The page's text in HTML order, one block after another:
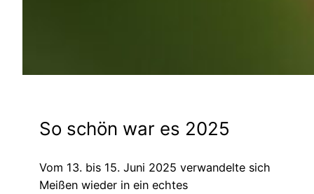
So schön war es 2025
Vom 13. bis 15. Juni 2025 verwandelte sich
Meißen wieder in ein echtes